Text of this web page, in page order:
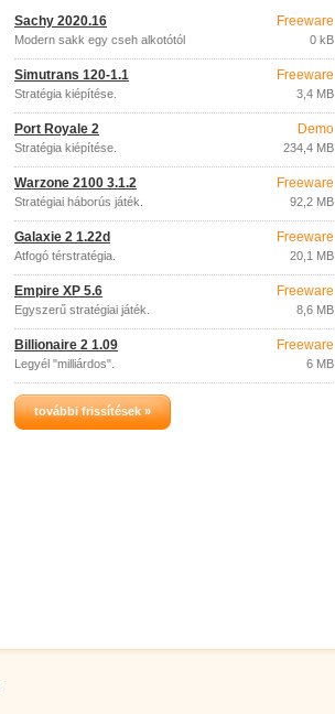
Šachy 2020.16
Modern sakk egy cseh alkotótól
Freeware
0 kB
Simutrans 120-1.1
Stratégia kiépítése.
Freeware
3,4 MB
Port Royale 2
Stratégia kiépítése.
Demo
234,4 MB
Warzone 2100 3.1.2
Stratégiai háborús játék.
Freeware
92,2 MB
Galaxie 2 1.22d
Átfogó térstratégia.
Freeware
20,1 MB
Empire XP 5.6
Egyszerű stratégiai játék.
Freeware
8,6 MB
Billionaire 2 1.09
Legyél "milliárdos".
Freeware
6 MB
további frissítések »